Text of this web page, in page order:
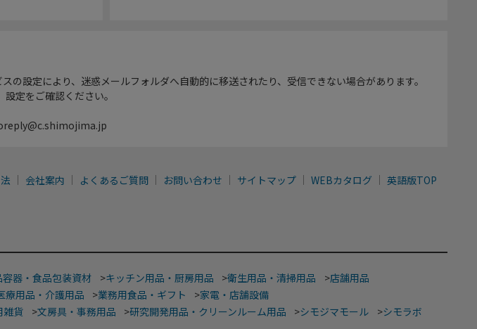
の設定により、迷惑メールフォルダへ自動的に移送されたり、受信できない場合があります。
定をご確認ください。
会社案内 よくあるご質問 お問い合わせ サイトマップ WEBカタログ 英語版TOP
容器・食品包装資材 >キッチン用品・厨房用品 >衛生用品・清掃用品 >店舗用品
療用品・介護用品 >業務用食品・ギフト >家電・店舗設備
雑貨 >文房具・事務用品 >研究開発用品・クリーンルーム用品 >シモジマモール >シモラボ